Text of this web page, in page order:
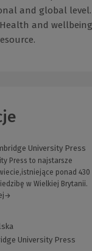
and global level.
and
University Press
Press to najstarsze
ponad 430
w Wielkiej Brytanii.
University Press